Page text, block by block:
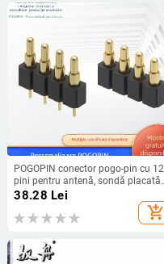
POGOPIN conector pogo-pin cu 12
pini pentru antenă, sondă placată
cu aur
38.28 Lei
add_shopping_cart